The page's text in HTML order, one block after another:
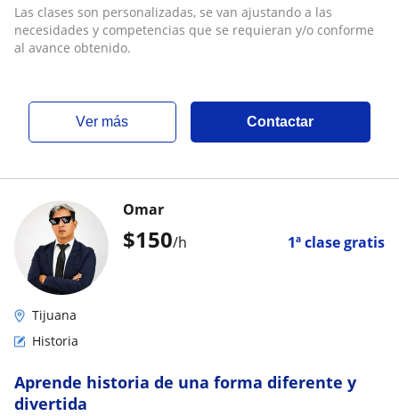
Las clases son personalizadas, se van ajustando a las
necesidades y competencias que se requieran y/o conforme
al avance obtenido.
ver más Contactar
$150/h 1ª clase gratis
Omar
Tijuana
Historia
Aprende historia de una forma diferente y
divertida